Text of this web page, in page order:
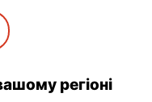
вул.
5
регіоні